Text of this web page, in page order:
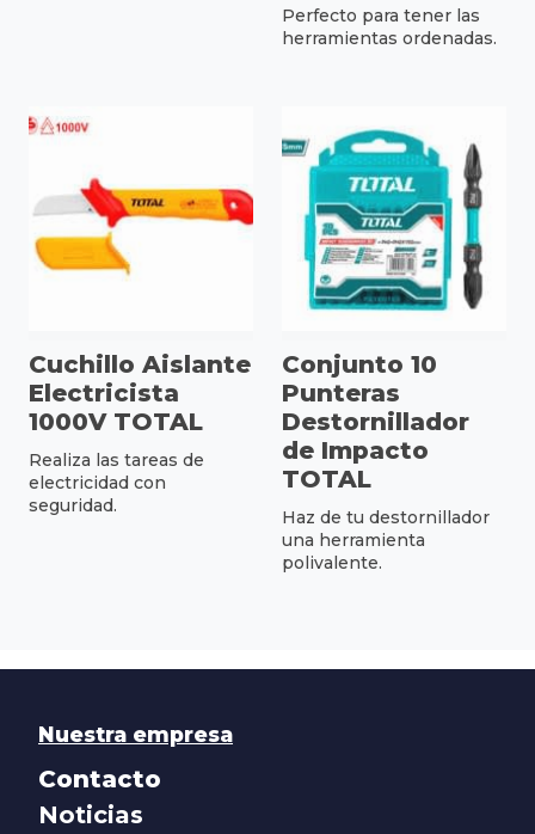
Perfecto para tener las
herramientas ordenadas.
Cuchillo Aislante
Electricista
1000V TOTAL
Realiza las tareas de
electricidad con
seguridad.
Conjunto 10
Punteras
Destornillador
de Impacto
TOTAL
Haz de tu destornillador
una herramienta
polivalente.
Nuestra empresa
Contacto
Noticias